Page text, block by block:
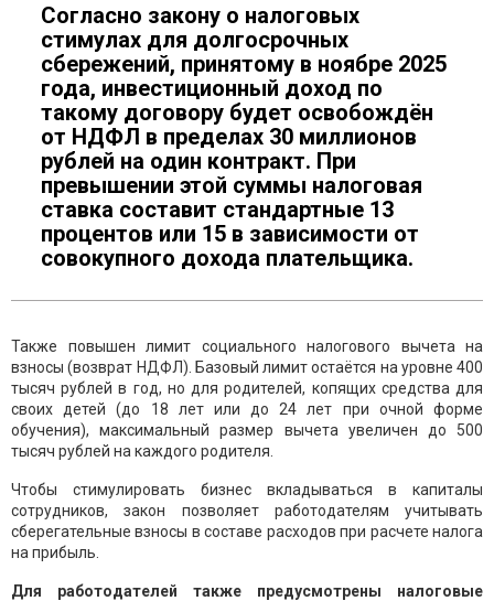
Согласно закону о налоговых
стимулах для долгосрочных
сбережений, принятому в ноябре 2025
года, инвестиционный доход по
такому договору будет освобождён
от НДФЛ в пределах 30 миллионов
рублей на один контракт. При
превышении этой суммы налоговая
ставка составит стандартные 13
процентов или 15 в зависимости от
совокупного дохода плательщика.
Также повышен лимит социального налогового вычета на
взносы (возврат НДФЛ). Базовый лимит остаётся на уровне 400
тысяч рублей в год, но для родителей, копящих средства для
своих детей (до 18 лет или до 24 лет при очной форме
обучения), максимальный размер вычета увеличен до 500
тысяч рублей на каждого родителя.
Чтобы стимулировать бизнес вкладываться в капиталы
сотрудников, закон позволяет работодателям учитывать
сберегательные взносы в составе расходов при расчете налога
на прибыль.
Для работодателей также предусмотрены налоговые